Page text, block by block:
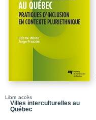
Libre accès
Villes interculturelles au
Québec